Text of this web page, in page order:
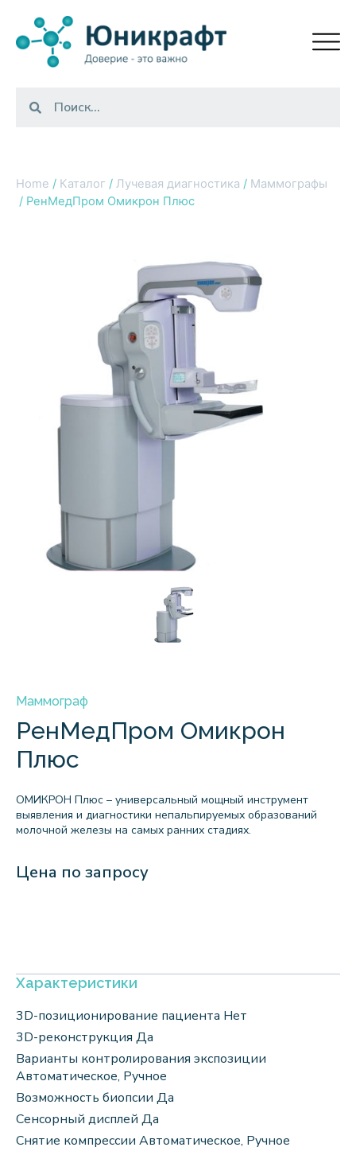
Home / Каталог / Лучевая диагностика / Маммографы
/ РенМедПром Омикрон Плюс
Маммограф
РенМедПром Омикрон
Плюс
ОМИКРОН Плюс – универсальный мощный инструмент
выявления и диагностики непальпируемых образований
молочной железы на самых ранних стадиях.
Цена по запросу
Характеристики
3D-позиционирование пациента Нет
3D-реконструкция Да
Варианты контролирования экспозиции
Автоматическое, Ручное
Возможность биопсии Да
Сенсорный дисплей Да
Снятие компрессии Автоматическое, Ручное